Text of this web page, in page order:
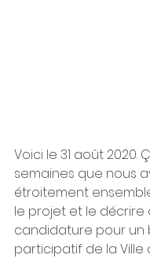
Voici le 31 août 2020.
semaines que nous
étroitement
le projet et le décrire
candidature pour un
participatif de la Ville